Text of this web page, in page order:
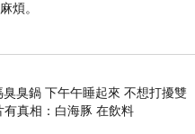
楊雅喆（預測）\《相
水）
斯》黃信堯（預測）\
）
煩。
臭鍋 下午午睡起來 不想打擾雙
真相：白海豚 在飲料